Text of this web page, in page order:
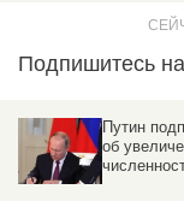
Подпишитесь
Путин
об